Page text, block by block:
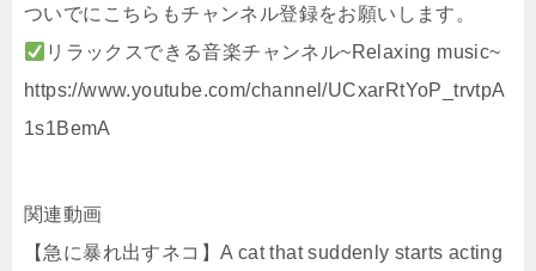
ついでにこちらもチャンネル登録をお願いします。
リラックスできる音楽チャンネル~Relaxing music~
https://www.youtube.com/channel/UCxarRtYoP_trvtpA
1s1BemA
関連動画
【急に暴れ出すネコ】A cat that suddenly starts acting